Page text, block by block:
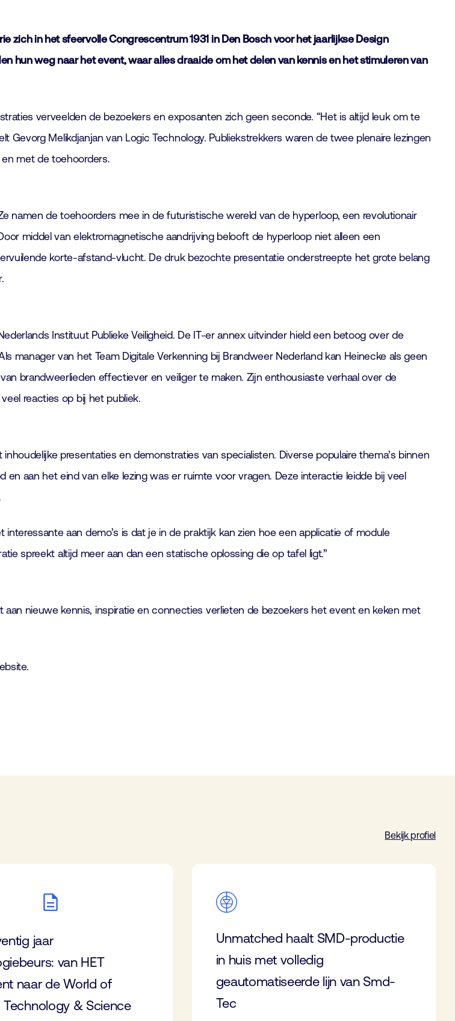
in het sfeervolle Congrescentrum 1931 in Den Bosch voor het jaarlijkse Design
hun weg naar het event, waar alles draaide om het delen van kennis en het stimuleren van
verveelden de bezoekers en exposanten zich geen seconde. “Het is altijd leuk om te
Gevorg Melikdjanjan van Logic Technology. Publiekstrekkers waren de twee plenaire lezingen
met de toehoorders.
namen de toehoorders mee in de futuristische wereld van de hyperloop, een revolutionair
middel van elektromagnetische aandrijving belooft de hyperloop niet alleen een
korte-afstand-vlucht. De druk bezochte presentatie onderstreepte het grote belang
Instituut Publieke Veiligheid. De IT-er annex uitvinder hield een betoog over de
van het Team Digitale Verkenning bij Brandweer Nederland kan Heinecke als geen
brandweerlieden effectiever en veiliger te maken. Zijn enthousiaste verhaal over de
reacties op bij het publiek.
presentaties en demonstraties van specialisten. Diverse populaire thema’s binnen
aan het eind van elke lezing was er ruimte voor vragen. Deze interactie leidde bij veel
aan demo’s is dat je in de praktijk kan zien hoe een applicatie of module
spreekt altijd meer aan dan een statische oplossing die op tafel ligt.”
nieuwe kennis, inspiratie en connecties verlieten de bezoekers het event en keken met
Bekijk profiel
jaar
van HET
naar de World of
Technology & Science
Unmatched haalt SMD-productie
in huis met volledig
geautomatiseerde lijn van Smd-
Tec